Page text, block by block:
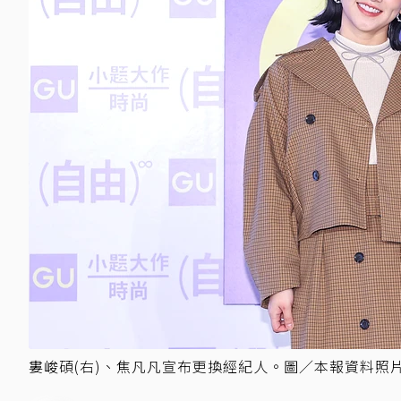
婁峻碩(右)、焦凡凡宣布更換經紀人。圖／本報資料照